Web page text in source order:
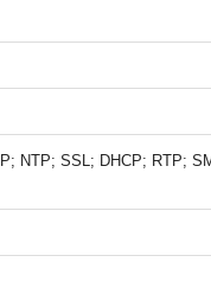
NTP; SSL; DHCP; RTP;